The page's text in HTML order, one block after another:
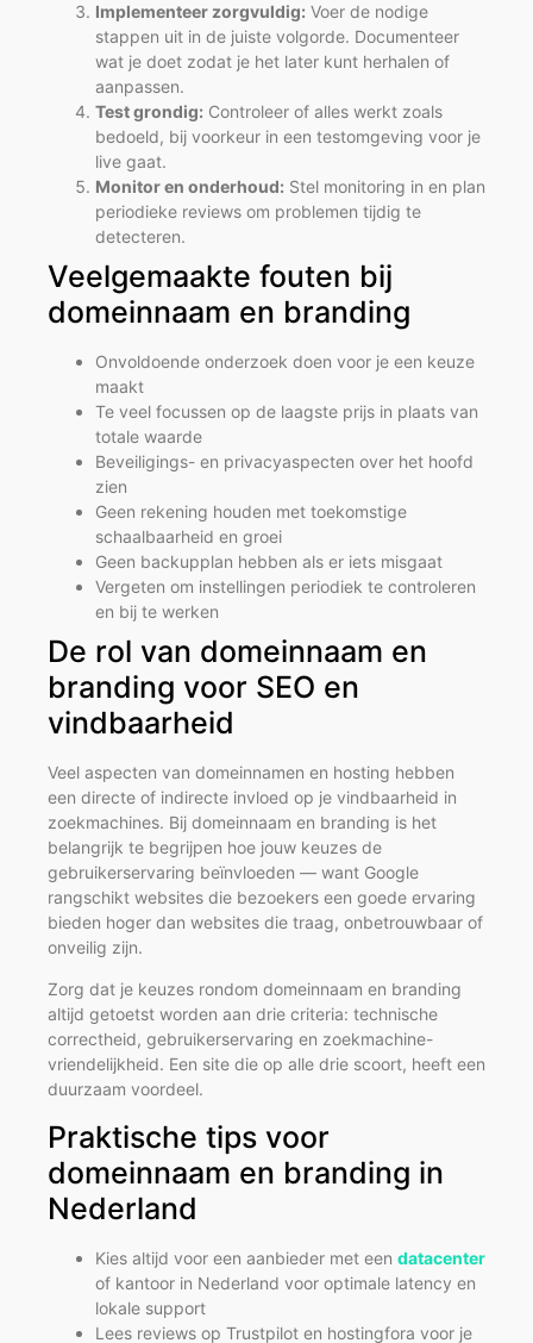
Implementeer zorgvuldig: Voer de nodige
stappen uit in de juiste volgorde. Documenteer
wat je doet zodat je het later kunt herhalen of
aanpassen.
Test grondig: Controleer of alles werkt zoals
bedoeld, bij voorkeur in een testomgeving voor je
live gaat.
Monitor en onderhoud: Stel monitoring in en plan
periodieke reviews om problemen tijdig te
detecteren.
Veelgemaakte fouten bij
domeinnaam en branding
Onvoldoende onderzoek doen voor je een keuze
maakt
Te veel focussen op de laagste prijs in plaats van
totale waarde
Beveiligings- en privacyaspecten over het hoofd
zien
Geen rekening houden met toekomstige
schaalbaarheid en groei
Geen backupplan hebben als er iets misgaat
Vergeten om instellingen periodiek te controleren
en bij te werken
De rol van domeinnaam en
branding voor SEO en
vindbaarheid
Veel aspecten van domeinnamen en hosting hebben
een directe of indirecte invloed op je vindbaarheid in
zoekmachines. Bij domeinnaam en branding is het
belangrijk te begrijpen hoe jouw keuzes de
gebruikerservaring beïnvloeden — want Google
rangschikt websites die bezoekers een goede ervaring
bieden hoger dan websites die traag, onbetrouwbaar of
onveilig zijn.
Zorg dat je keuzes rondom domeinnaam en branding
altijd getoetst worden aan drie criteria: technische
correctheid, gebruikerservaring en zoekmachine-
vriendelijkheid. Een site die op alle drie scoort, heeft een
duurzaam voordeel.
Praktische tips voor
domeinnaam en branding in
Nederland
Kies altijd voor een aanbieder met een datacenter
of kantoor in Nederland voor optimale latency en
lokale support
Lees reviews op Trustpilot en hostingfora voor je